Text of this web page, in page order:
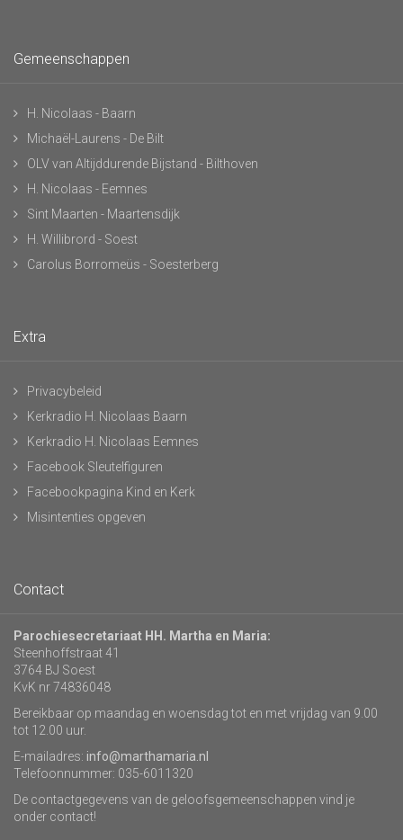
Gemeenschappen
H. Nicolaas - Baarn
Michaël-Laurens - De Bilt
OLV van Altijddurende Bijstand - Bilthoven
H. Nicolaas - Eemnes
Sint Maarten - Maartensdijk
H. Willibrord - Soest
Carolus Borromeüs - Soesterberg
Extra
Privacybeleid
Kerkradio H. Nicolaas Baarn
Kerkradio H. Nicolaas Eemnes
Facebook Sleutelfiguren
Facebookpagina Kind en Kerk
Misintenties opgeven
Contact
Parochiesecretariaat HH. Martha en Maria:
Steenhoffstraat 41
3764 BJ Soest
KvK nr 74836048
Bereikbaar op maandag en woensdag tot en met vrijdag van 9.00
tot 12.00 uur.
E-mailadres: info@marthamaria.nl
Telefoonnummer: 035-6011320
De contactgegevens van de geloofsgemeenschappen vind je
onder contact!